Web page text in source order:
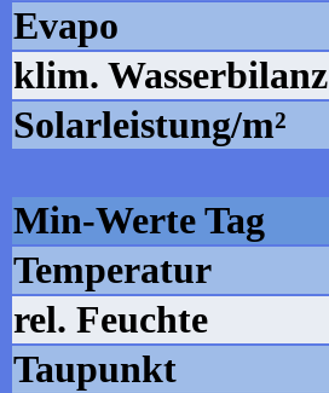
Evapo
klim. Wasserbilanz
Solarleistung/m²
Min-Werte Tag
Temperatur
rel. Feuchte
Taupunkt